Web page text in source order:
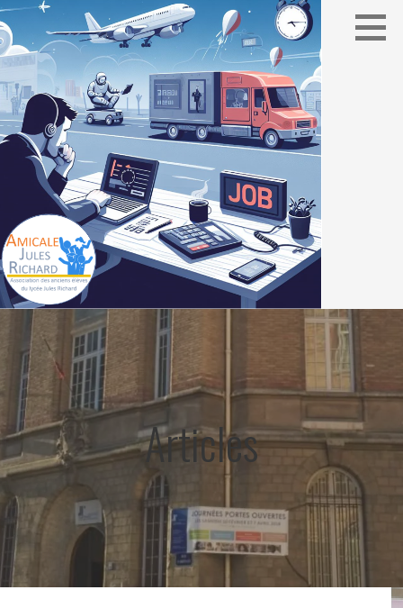
AMICALE JULES RICHARD
Association des élèves du lycée Jules Richard
Articles